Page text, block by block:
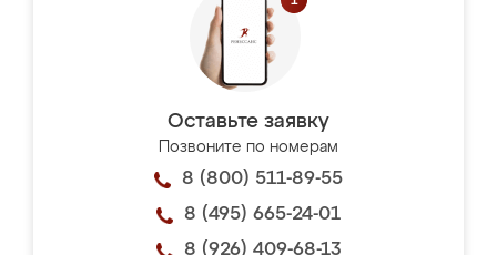
Оставьте заявку
Позвоните по номерам
8 (800) 511-89-55
8 (495) 665-24-01
8 (926) 409-68-13